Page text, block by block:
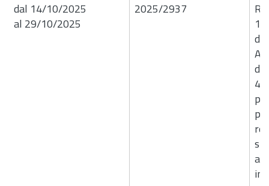
dal 14/10/2025
al 29/10/2025
2025/2937
ad